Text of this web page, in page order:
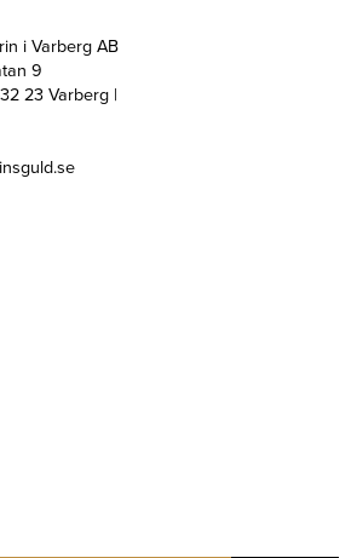
i Varberg AB
9
23 Varberg |